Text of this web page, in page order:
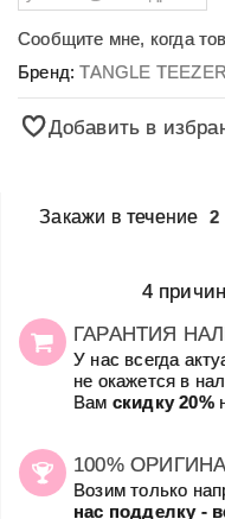
Сообщите мне, когда
Бренд:TANGLE TEEZER
Добавить в
Закажи в течение 2
4
ГАРАНТИЯ
У нас всегда
не окажется в
Вам скидку 20%
100%
Возим только
нас подделку -